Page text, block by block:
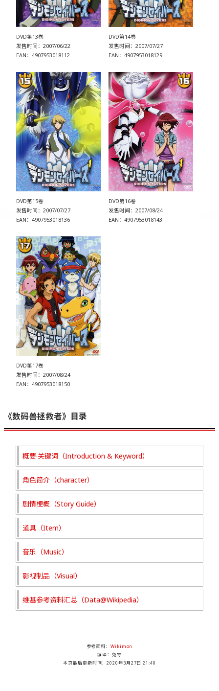
DVD第13卷
发售时间：2007/06/22
EAN：4907953018112
DVD第14卷
发售时间：2007/07/27
EAN：4907953018129
DVD第15卷
发售时间：2007/07/27
EAN：4907953018136
DVD第16卷
发售时间：2007/08/24
EAN：4907953018143
DVD第17卷
发售时间：2007/08/24
EAN：4907953018150
《数码兽拯救者》目录
概要·关键词（Introduction & Keyword）
角色简介（character）
剧情梗概（Story Guide）
道具（Item）
音乐（Music）
影视制品（Visual）
维基参考资料汇总（Data@Wikipedia）
参考资料：Wikimon
编译：兔导
本页最后更新时间：2020年3月27日 21:40